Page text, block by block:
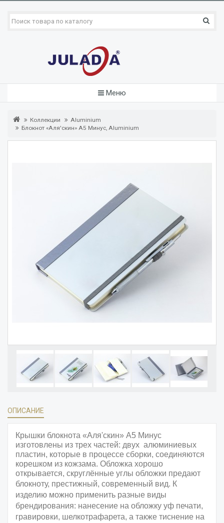
Меню
Коллекции
Aluminium
Блокнот «Аля'скин» А5 Минус, Aluminium
ОПИСАНИЕ
Крышки блокнота «Аля'скин» А5 Минус
изготовлены из трех частей: двух алюминиевых
пластин, которые в процессе сборки, соединяются
корешком из кожзама. Обложка хорошо
открывается, скруглённые углы обложки предают
блокноту, престижный, современный вид. К
изделию можно применить разные виды
брендирования: нанесение на обложку уф печати,
гравировки, шелкотрафарета, а также тиснение на